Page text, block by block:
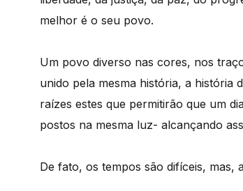
melhor é o seu povo.
Um povo diverso nas cores, nos
unido pela mesma história, a história
raízes estes que permitirão que um
postos na mesma luz- alcançando
De fato, os tempos são difíceis, mas,